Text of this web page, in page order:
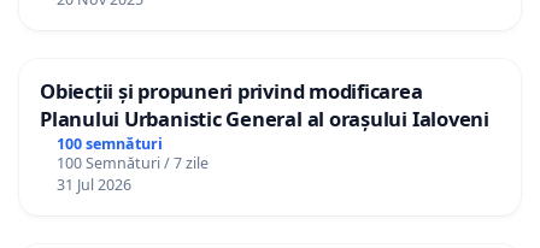
Obiecții și propuneri privind modificarea
Planului Urbanistic General al orașului Ialoveni
100 semnături
100 Semnături / 7 zile
31 Jul 2026